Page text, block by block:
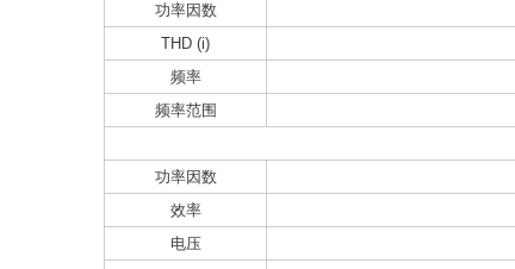
功率因数
THD (i)
频率
频率范围
功率因数
效率
电压